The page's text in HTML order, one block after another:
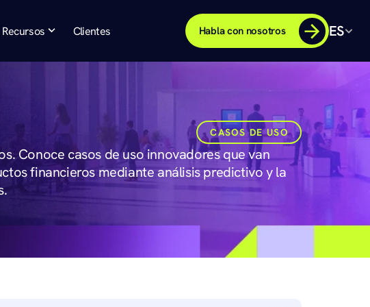
Recursos Clientes Habla con nosotros ES
CASOS DE USO
Conoce casos de uso innovadores que van
financieros mediante análisis predictivo y la